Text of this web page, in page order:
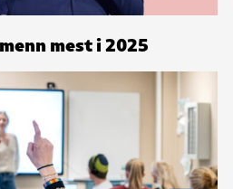
mest i 2025